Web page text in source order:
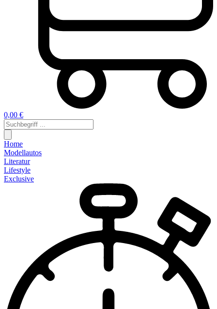
0,00 €
Home
Modellautos
Literatur
Lifestyle
Exclusive